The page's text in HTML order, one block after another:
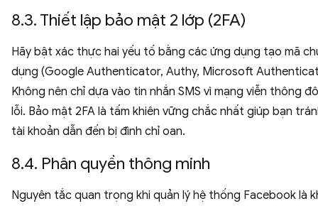
8.3. Thiết lập bảo mật 2 lớp (2FA)
Hãy bật xác thực hai yếu tố bằng các ứng dụng tạo mã
dụng (Google Authenticator, Authy, Microsoft
Không nên chỉ dựa vào tin nhắn SMS vì mạng viễn thông
lỗi. Bảo mật 2FA là tấm khiên vững chắc nhất giúp bạn
tài khoản dẫn đến bị đình chỉ oan.
8.4. Phân quyền thông minh
Nguyên tắc quan trọng khi quản lý hệ thống Facebook là